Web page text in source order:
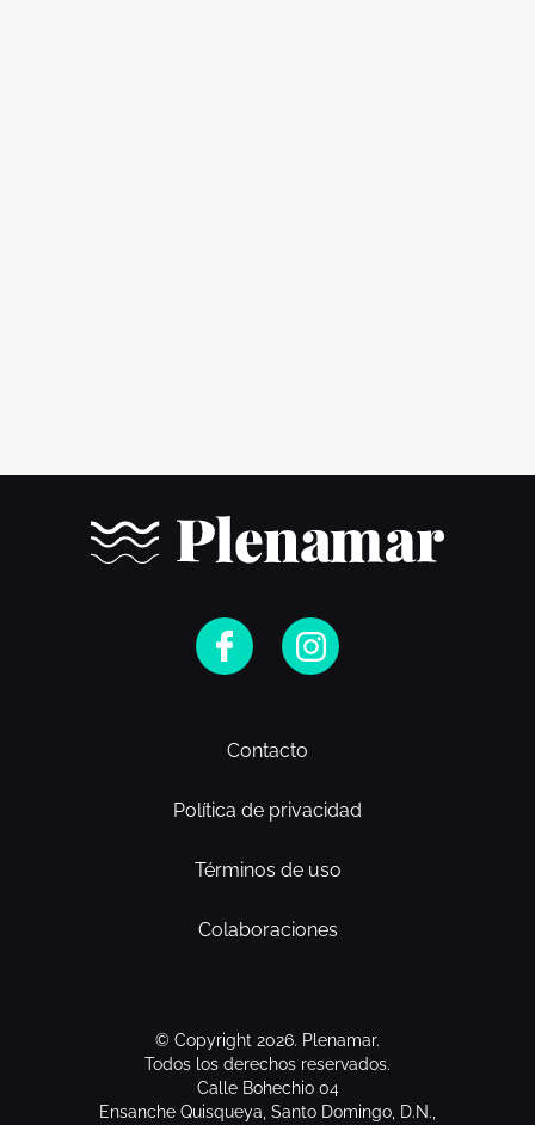
Contacto
Política de privacidad
Términos de uso
Colaboraciones
© Copyright 2026. Plenamar.
Todos los derechos reservados.
Calle Bohechio 04
Ensanche Quisqueya, Santo Domingo, D.N.,